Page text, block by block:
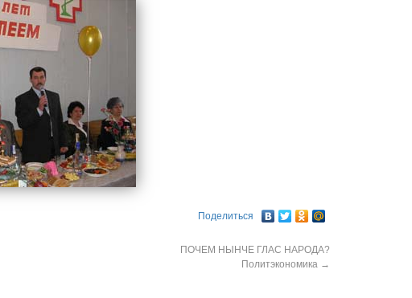
Поделиться
ПОЧЕМ НЫНЧЕ ГЛАС НАРОДА?
Политэкономика →